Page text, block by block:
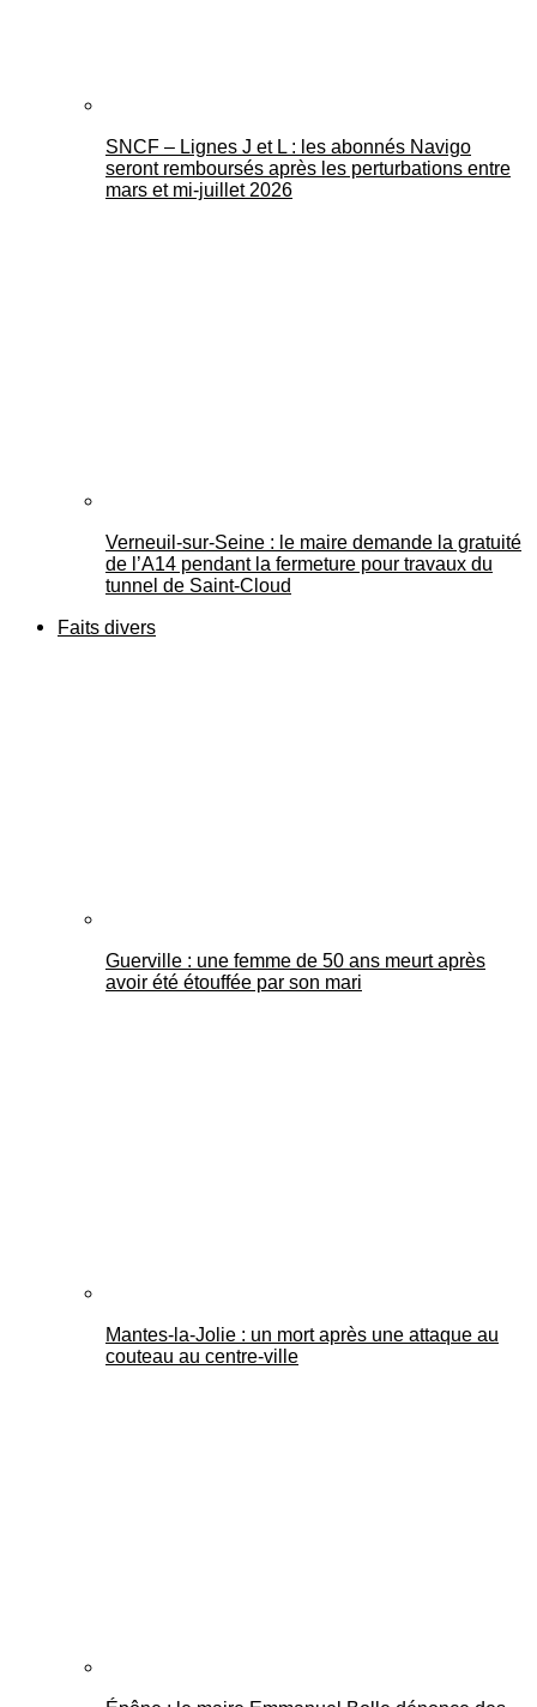
SNCF – Lignes J et L : les abonnés Navigo
seront remboursés après les perturbations entre
mars et mi-juillet 2026
Verneuil-sur-Seine : le maire demande la gratuité
de l’A14 pendant la fermeture pour travaux du
tunnel de Saint-Cloud
Faits divers
Guerville : une femme de 50 ans meurt après
avoir été étouffée par son mari
Mantes-la-Jolie : un mort après une attaque au
couteau au centre-ville